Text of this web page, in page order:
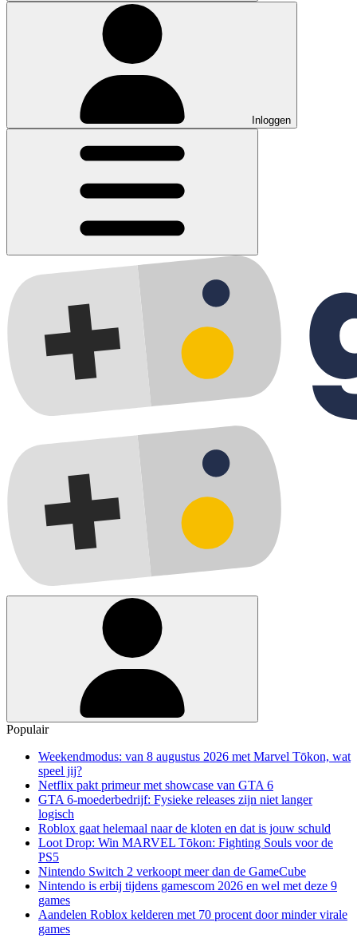
Inloggen
Populair
Weekendmodus: van 8 augustus 2026 met Marvel Tōkon, wat
speel jij?
Netflix pakt primeur met showcase van GTA 6
GTA 6-moederbedrijf: Fysieke releases zijn niet langer
logisch
Roblox gaat helemaal naar de kloten en dat is jouw schuld
Loot Drop: Win MARVEL Tōkon: Fighting Souls voor de
PS5
Nintendo Switch 2 verkoopt meer dan de GameCube
Nintendo is erbij tijdens gamescom 2026 en wel met deze 9
games
Aandelen Roblox kelderen met 70 procent door minder virale
games